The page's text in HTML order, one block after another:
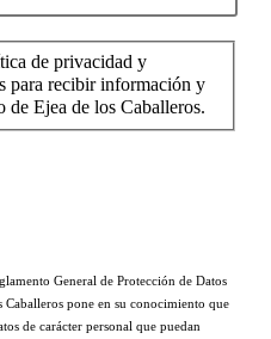
de privacidad y
para recibir información y
de Ejea de los Caballeros.
General de Protección de Datos
pone en su conocimiento que
de carácter personal que puedan